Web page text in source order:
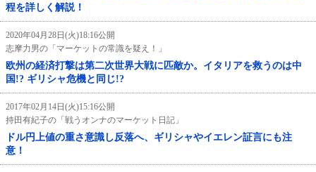
程を詳しく解説！
2020年04月28日(火)18:16公開
志摩力男の「マーケットの常識を疑え！」
欧州の経済打撃は第二次世界大戦に匹敵か。イタリアを救うのは中
国!? ギリシャ危機と同じ!?
2017年02月14日(火)15:16公開
持田有紀子の「戦うオンナのマーケット日記」
ドル円上値の重さ意識し反落へ、ギリシャやイエレン証言にも注
意！